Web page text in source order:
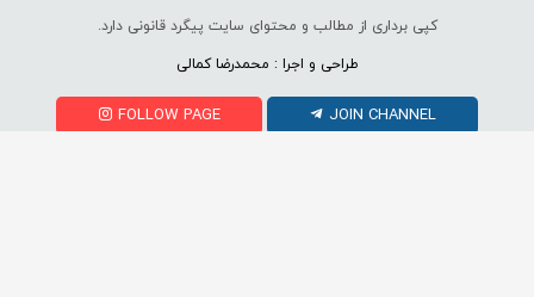
کپی برداری از مطالب و محتوای سایت پیگرد قانونی دارد.
طراحی و اجرا : محمدرضا کمالی
FOLLOW PAGE JOIN CHANNEL